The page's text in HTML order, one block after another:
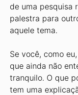
de uma pesquisa
palestra para
aquele tema.
Se você, como
que ainda não
tranquilo. O que
tem uma